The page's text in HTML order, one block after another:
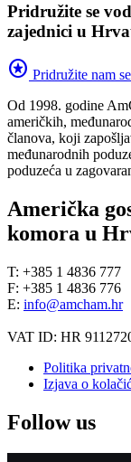
Pridružite se
zajednici u
stars Pridružite nam se
Od 1998. godine
američkih,
članova, koji
međunarodnih
poduzeća u
Američka
komora u
T: +385 1 4836 777
F: +385 1 4836 776
E: info@amcham.hr
VAT ID: HR
Politika
Izjava o
Follow us